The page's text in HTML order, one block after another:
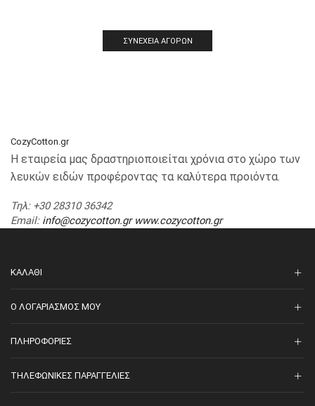
ΣΥΝΈΧΕΙΑ ΑΓΟΡΏΝ
CozyCotton.gr
Η εταιρεία μας δραστηριοποιείται χρόνια στο χώρο των
λευκών ειδών προφέροντας τα καλύτερα προιόντα.
Τηλ: +30 28310 36342
Email: info@cozycotton.gr www.cozycotton.gr
ΚΑΛΆΘΙ
O ΛΟΓΑΡΙΑΣΜΌΣ ΜΟΥ
ΠΛΗΡΟΦΟΡΊΕΣ
ΤΗΛΕΦΩΝΙΚΈΣ ΠΑΡΑΓΓΕΛΊΕΣ